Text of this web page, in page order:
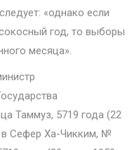
«однако если
год, то выборы
месяца».
Таммуз, 5719 года (22
в Сефер Ха-Чикким, №